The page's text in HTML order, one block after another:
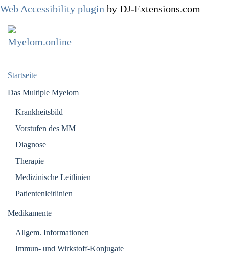
Web Accessibility plugin by DJ-Extensions.com
Startseite
Das Multiple Myelom
Krankheitsbild
Vorstufen des MM
Diagnose
Therapie
Medizinische Leitlinien
Patientenleitlinien
Medikamente
Allgem. Informationen
Immun- und Wirkstoff-Konjugate